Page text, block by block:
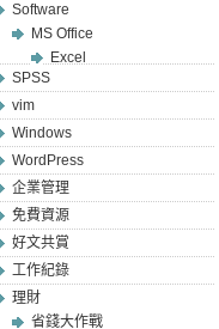
Software
MS Office
Excel
SPSS
vim
Windows
WordPress
企業管理
免費資源
好文共賞
工作紀錄
理財
省錢大作戰